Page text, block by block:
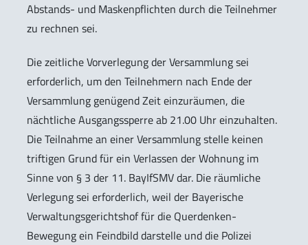
Abstands- und Maskenpflichten durch die Teilnehmer
zu rechnen sei.
Die zeitliche Vorverlegung der Versammlung sei
erforderlich, um den Teilnehmern nach Ende der
Versammlung genügend Zeit einzuräumen, die
nächtliche Ausgangssperre ab 21.00 Uhr einzuhalten.
Die Teilnahme an einer Versammlung stelle keinen
triftigen Grund für ein Verlassen der Wohnung im
Sinne von § 3 der 11. BayIfSMV dar. Die räumliche
Verlegung sei erforderlich, weil der Bayerische
Verwaltungsgerichtshof für die Querdenken-
Bewegung ein Feindbild darstelle und die Polizei